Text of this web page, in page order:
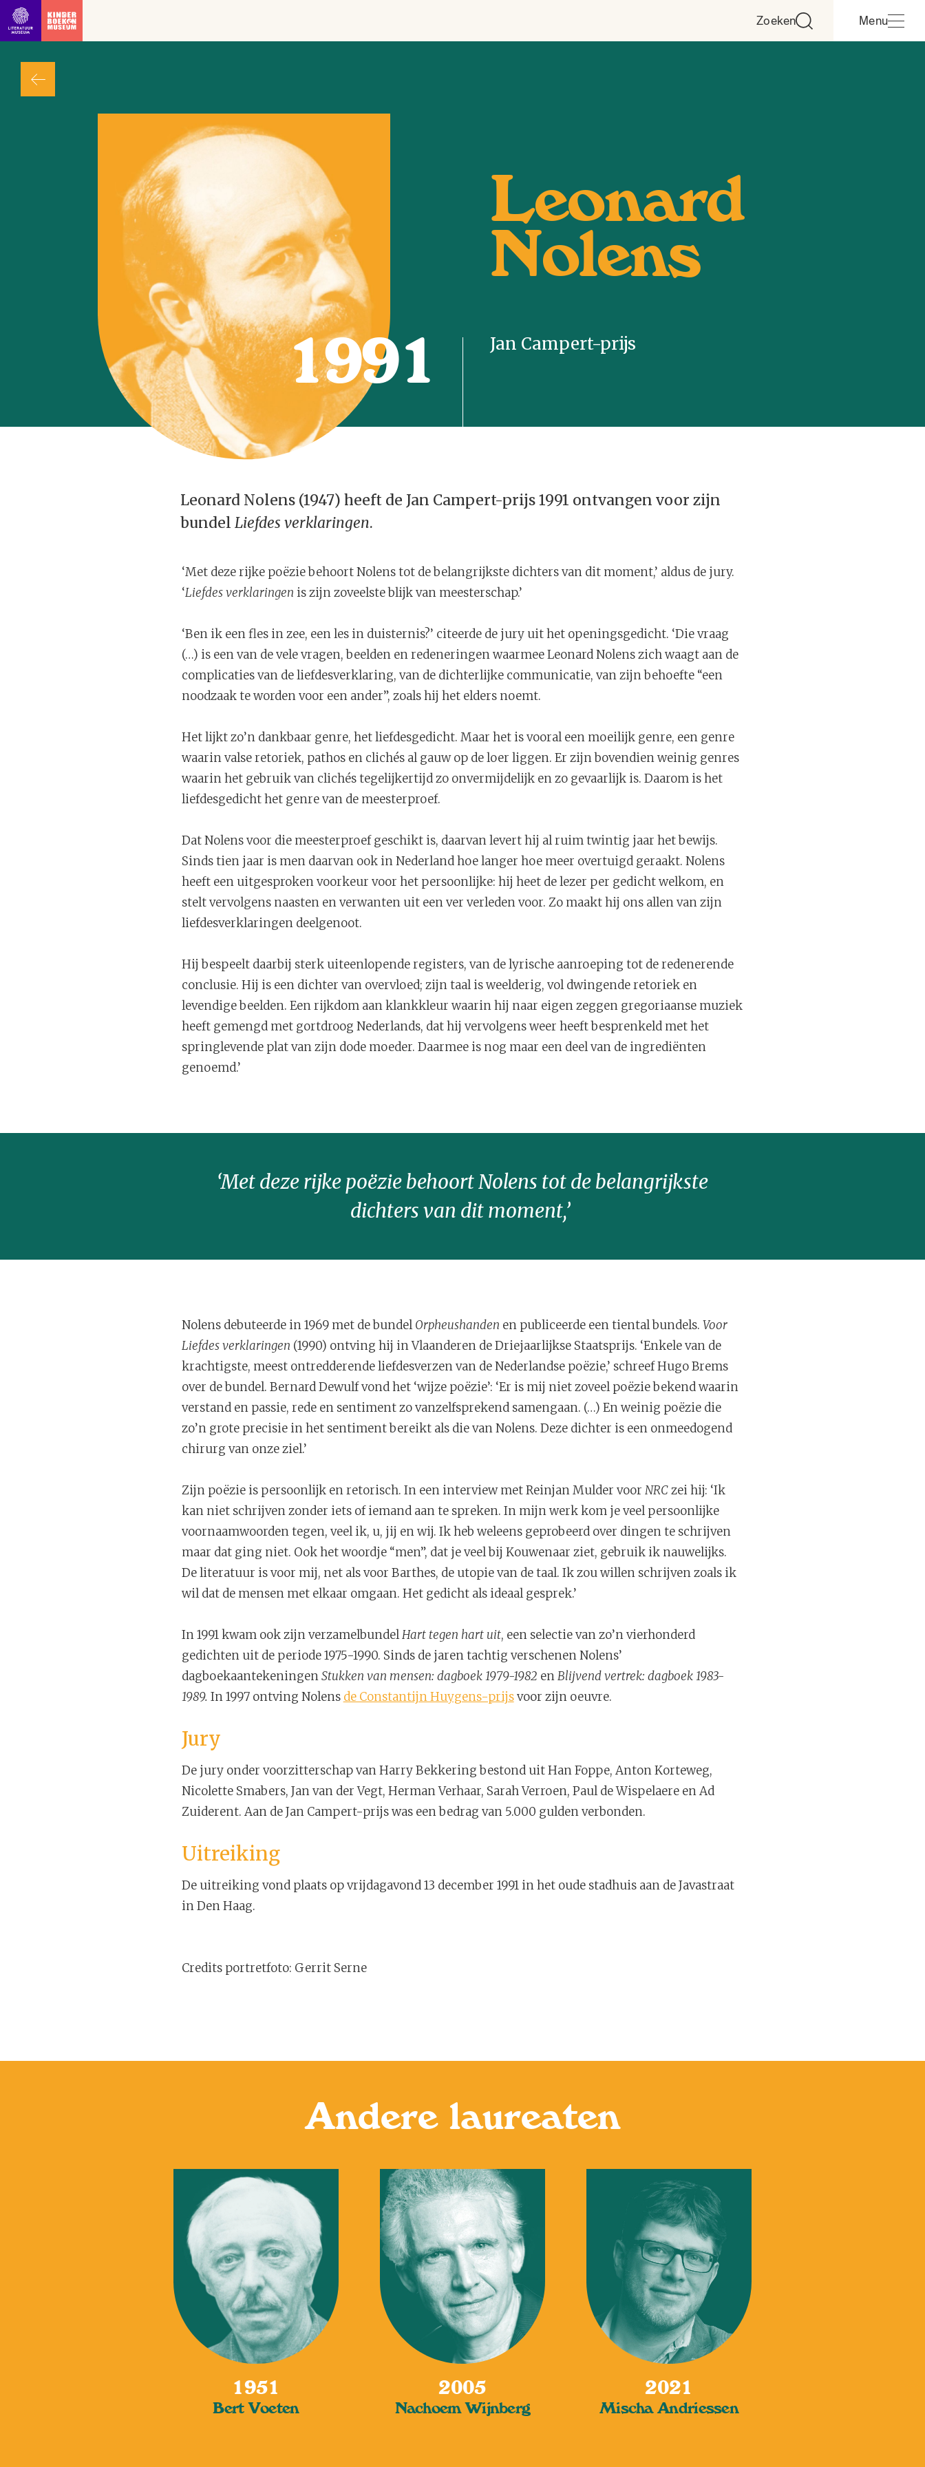
Ga direct naar inhoud Zoeken Menu
Leonard
Nolens
1991
Jan Campert-prijs
Leonard Nolens (1947) heeft de Jan Campert-prijs 1991 ontvangen voor zijn
bundel Liefdes verklaringen.
‘Met deze rijke poëzie behoort Nolens tot de belangrijkste dichters van dit moment,’ aldus de jury.
‘Liefdes verklaringen is zijn zoveelste blijk van meesterschap.’
‘Ben ik een fles in zee, een les in duisternis?’ citeerde de jury uit het openingsgedicht. ‘Die vraag
(…) is een van de vele vragen, beelden en redeneringen waarmee Leonard Nolens zich waagt aan de
complicaties van de liefdesverklaring, van de dichterlijke communicatie, van zijn behoefte “een
noodzaak te worden voor een ander”, zoals hij het elders noemt.
Het lijkt zo’n dankbaar genre, het liefdesgedicht. Maar het is vooral een moeilijk genre, een genre
waarin valse retoriek, pathos en clichés al gauw op de loer liggen. Er zijn bovendien weinig genres
waarin het gebruik van clichés tegelijkertijd zo onvermijdelijk en zo gevaarlijk is. Daarom is het
liefdesgedicht het genre van de meesterproef.
Dat Nolens voor die meesterproef geschikt is, daarvan levert hij al ruim twintig jaar het bewijs.
Sinds tien jaar is men daarvan ook in Nederland hoe langer hoe meer overtuigd geraakt. Nolens
heeft een uitgesproken voorkeur voor het persoonlijke: hij heet de lezer per gedicht welkom, en
stelt vervolgens naasten en verwanten uit een ver verleden voor. Zo maakt hij ons allen van zijn
liefdesverklaringen deelgenoot.
Hij bespeelt daarbij sterk uiteenlopende registers, van de lyrische aanroeping tot de redenerende
conclusie. Hij is een dichter van overvloed; zijn taal is weelderig, vol dwingende retoriek en
levendige beelden. Een rijkdom aan klankkleur waarin hij naar eigen zeggen gregoriaanse muziek
heeft gemengd met gortdroog Nederlands, dat hij vervolgens weer heeft besprenkeld met het
springlevende plat van zijn dode moeder. Daarmee is nog maar een deel van de ingrediënten
genoemd.’
‘Met deze rijke poëzie behoort Nolens tot de belangrijkste
dichters van dit moment,’
Nolens debuteerde in 1969 met de bundelOrpheushanden en publiceerde een tiental bundels. Voor
Liefdes verklaringen (1990) ontving hij in Vlaanderen de Driejaarlijkse Staatsprijs. ‘Enkele van de
krachtigste, meest ontredderende liefdesverzen van de Nederlandse poëzie,’ schreef Hugo Brems
over de bundel. Bernard Dewulf vond het ‘wijze poëzie’: ‘Er is mij niet zoveel poëzie bekend waarin
verstand en passie, rede en sentiment zo vanzelfsprekend samengaan. (…) En weinig poëzie die
zo’n grote precisie in het sentiment bereikt als die van Nolens. Deze dichter is een onmeedogend
chirurg van onze ziel.’
Zijn poëzie is persoonlijk en retorisch. In een interview met Reinjan Mulder voor NRCzei hij: ‘Ik
kan niet schrijven zonder iets of iemand aan te spreken. In mijn werk kom je veel persoonlijke
voornaamwoorden tegen, veel ik, u, jij en wij. Ik heb weleens geprobeerd over dingen te schrijven
maar dat ging niet. Ook het woordje “men”, dat je veel bij Kouwenaar ziet, gebruik ik nauwelijks.
De literatuur is voor mij, net als voor Barthes, de utopie van de taal. Ik zou willen schrijven zoals ik
wil dat de mensen met elkaar omgaan. Het gedicht als ideaal gesprek.’
In 1991 kwam ook zijn verzamelbundelHart tegen hart uit, een selectie van zo’n vierhonderd
gedichten uit de periode 1975-1990. Sinds de jaren tachtig verschenen Nolens’
dagboekaantekeningenStukken van mensen: dagboek 1979-1982 enBlijvend vertrek: dagboek 1983-
1989. In 1997 ontving Nolens de Constantijn Huygens-prijsvoor zijn oeuvre.
Jury
De jury onder voorzitterschap van Harry Bekkering bestond uit Han Foppe, Anton Korteweg,
Nicolette Smabers, Jan van der Vegt, Herman Verhaar, Sarah Verroen, Paul de Wispelaere en Ad
Zuiderent. Aan de Jan Campert-prijs was een bedrag van 5.000 gulden verbonden.
Uitreiking
De uitreiking vond plaats op vrijdagavond 13 december 1991 in het oude stadhuis aan de Javastraat
in Den Haag.
Credits portretfoto: Gerrit Serne
Andere laureaten
1951
Bert Voeten
2005
Nachoem Wijnberg
2021
Mischa Andriessen